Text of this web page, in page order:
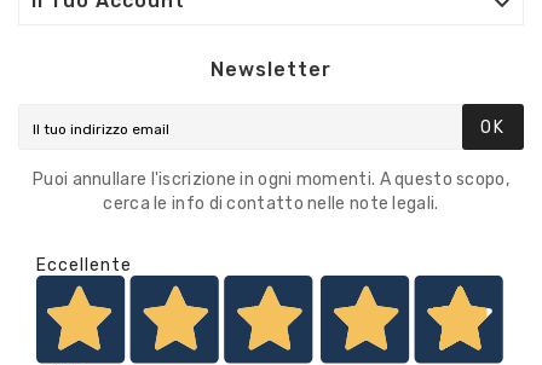
Newsletter
OK
Puoi annullare l'iscrizione in ogni momenti. A questo scopo,
cerca le info di contatto nelle note legali.
Eccellente